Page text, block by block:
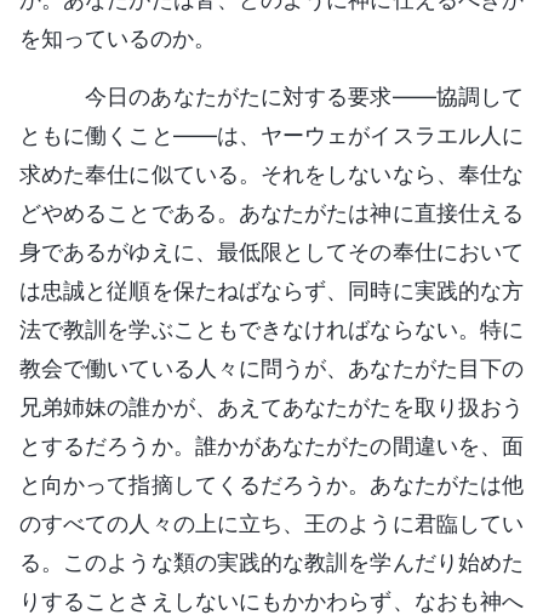
を知っているのか。
今日のあなたがたに対する要求——協調して
ともに働くこと——は、ヤーウェがイスラエル人に
求めた奉仕に似ている。それをしないなら、奉仕な
どやめることである。あなたがたは神に直接仕える
身であるがゆえに、最低限としてその奉仕において
は忠誠と従順を保たねばならず、同時に実践的な方
法で教訓を学ぶこともできなければならない。特に
教会で働いている人々に問うが、あなたがた目下の
兄弟姉妹の誰かが、あえてあなたがたを取り扱おう
とするだろうか。誰かがあなたがたの間違いを、面
と向かって指摘してくるだろうか。あなたがたは他
のすべての人々の上に立ち、王のように君臨してい
る。このような類の実践的な教訓を学んだり始めた
りすることさえしないにもかかわらず、なおも神へ